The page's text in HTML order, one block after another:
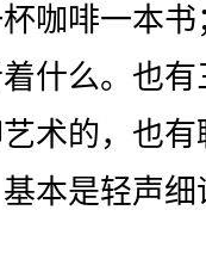
咖啡一本
什么。也
术的，也
本是轻声